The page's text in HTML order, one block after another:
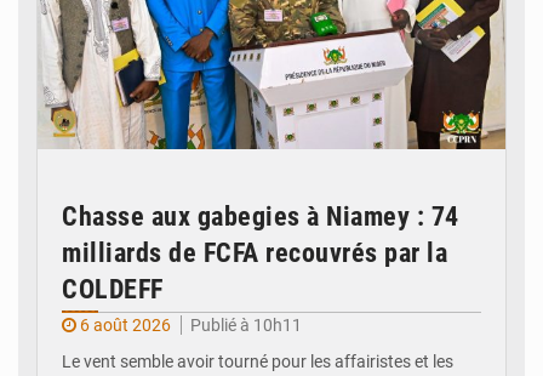
Chasse aux gabegies à Niamey : 74
milliards de FCFA recouvrés par la
COLDEFF
6 août 2026
Publié à 10h11
Le vent semble avoir tourné pour les affairistes et les